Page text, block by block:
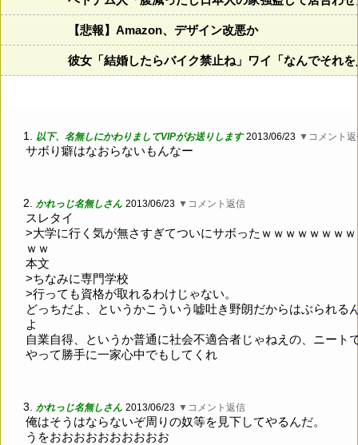
【悲報】Amazon、デザイン改悪か
彼女「結婚したらバイク禁止ね」ワイ「なんでそれ
1. 以下、名無しにかわりましてVIPがお送りします 2013/06/23 ▼コメント返
サボり癖はなおらないもんなー
2. かれっじ名無しさん 2013/06/23 ▼コメント返信
スレタイ
>大学に行く気が無さすぎてついにサボったｗｗｗｗｗｗｗ
ｗｗ
本文
>ちなみに専門学校
>行っても資格が取れるわけじゃない。
どっちだよ、というかこういう嘘吐き野朗だからはぶられる
よ
自業自得、というか普通に社会不適合者じゃねえの、ニート
やって勝手に一家心中でもしてくれ
3. かれっじ名無しさん 2013/06/23 ▼コメント返信
俺はそうはならないぞ周りの奴等を見下してやるんだ。
うをおおおおおおおおおお